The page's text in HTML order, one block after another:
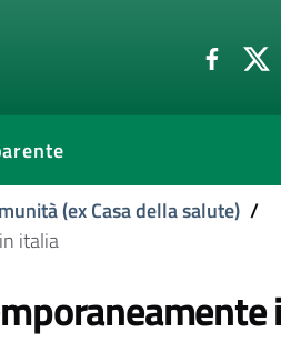
(ex Casa della salute) /
italia